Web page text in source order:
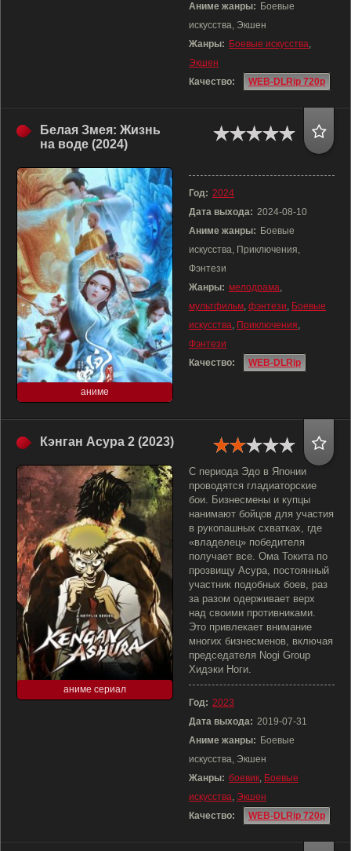
Аниме жанры: Боевые
искусства, Экшен
Жанры: Боевые искусства,
Экшен
Качество:
WEB-DLRip 720p
Белая Змея: Жизнь
на воде (2024)
аниме
Год: 2024
Дата выхода: 2024-08-10
Аниме жанры: Боевые
искусства, Приключения,
Фэнтези
Жанры: мелодрама,
мультфильм, фэнтези, Боевые
искусства, Приключения,
Фэнтези
Качество:
WEB-DLRip
Кэнган Асура 2 (2023)
аниме сериал
С периода Эдо в Японии
проводятся гладиаторские
бои. Бизнесмены и купцы
нанимают бойцов для участия
в рукопашных схватках, где
«владелец» победителя
получает все. Ома Токита по
прозвищу Асура, постоянный
участник подобных боев, раз
за разом одерживает верх
над своими противниками.
Это привлекает внимание
многих бизнесменов, включая
председателя Nogi Group
Хидэки Ноги.
Год: 2023
Дата выхода: 2019-07-31
Аниме жанры: Боевые
искусства, Экшен
Жанры: боевик, Боевые
искусства, Экшен
Качество:
WEB-DLRip 720p